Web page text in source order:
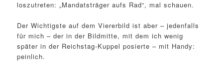
loszutreten: „Mandatsträger aufs Rad“, mal schauen.
Der Wichtigste auf dem Viererbild ist aber – jedenfalls
für mich – der in der Bildmitte, mit dem ich wenig
später in der Reichstag-Kuppel posierte – mit Handy:
peinlich.